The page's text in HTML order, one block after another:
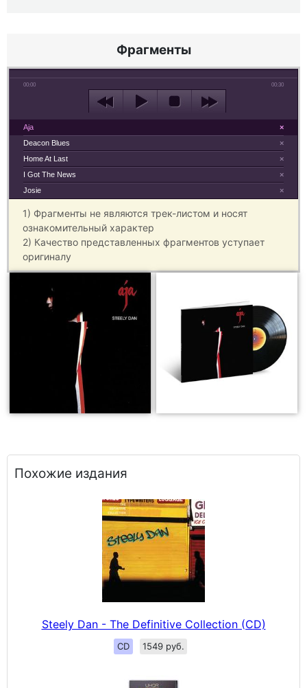
Фрагменты
00:00 00:30
×
Aja
×
Deacon Blues
×
Home At Last
×
I Got The News
×
Josie
1) Фрагменты не являются трек-листом и носят
ознакомительный характер
2) Качество представленных фрагментов уступает
оригиналу
Похожие издания
Steely Dan - The Definitive Collection (CD)
CD 1549 руб.